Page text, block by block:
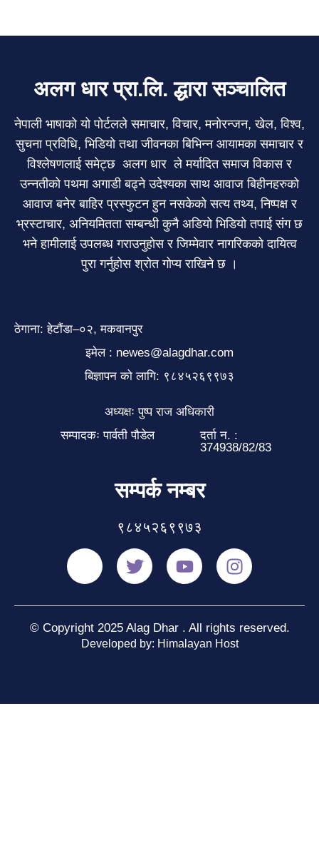
अलग धार प्रा.लि. द्धारा सञ्चालित
नेपाली भाषाको यो पोर्टलले समाचार, विचार, मनोरन्जन, खेल, विश्व,
सुचना प्रविधि, भिडियो तथा जीवनका बिभिन्न आयामका समाचार र
विश्लेषणलाई समेट्छ अलग धार ले मर्यादित समाज विकास र
उन्नतीको पथमा अगाडी बढ्ने उदेश्यका साथ आवाज बिहीनहरुको
आवाज बनेर बाहिर प्रस्फुटन हुन नसकेको सत्य तथ्य, निष्पक्ष र
भ्रस्टाचार, अनियमितता सम्बन्धी कुनै अडियो भिडियो तपाई संग छ
भने हामीलाई उपलब्ध गराउनुहोस र जिम्मेवार नागरिकको दायित्व
पुरा गर्नुहोस श्रोत गोप्य राखिने छ ।
ठेगाना: हेटौंडा–०२, मकवानपुर
इमेल : newes@alagdhar.com
बिज्ञापन को लागि: ९८४५२६९९७३
अध्यक्षः पुष्प राज अधिकारी
सम्पादकः पार्वती पौडेल
दर्ता न. :
374938/82/83
सम्पर्क नम्बर
९८४५२६९९७३
© Copyright 2025 Alag Dhar . All rights reserved.
Developed by: Himalayan Host